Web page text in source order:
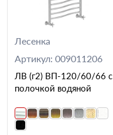
Лесенка
Артикул: 009011206
ЛВ (г2) ВП-120/60/66 с
полочкой водяной